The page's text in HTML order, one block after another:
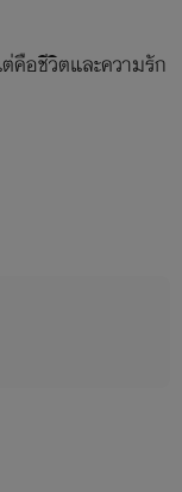
คือชีวิตและความรัก